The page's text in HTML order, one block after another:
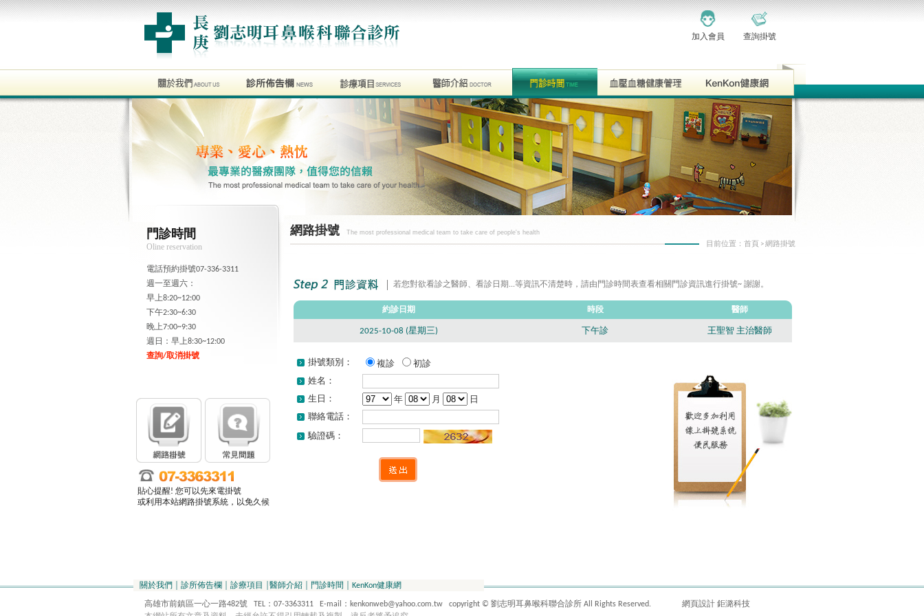
加入會員 查詢掛號
門診時間
Oline reservation
電話預約掛號07-336-3311
週一至週六：
早上8:20~12:00
下午2:30~6:30
晚上7:00~9:30
週日：早上8:30~12:00
查詢/取消掛號
貼心提醒! 您可以先來電掛號
或利用本站網路掛號系統，以免久候
網路掛號 The most professional medical team to take care of people's health
目前位置： 首頁 > 網路掛號
若您對欲看診之醫師、看診日期...等資訊不清楚時，請由門診時間表查看相關門診資訊進行掛號~ 謝謝。
約診日期 時段 醫師
2025-10-08 (星期三) 下午診 王聖智 主治醫師
掛號類別： 複診
初診
姓名：
生日：
年 月
日
聯絡電話：
驗證碼：
關於我們 診所佈告欄 診療項目 醫師介紹 門診時間 KenKon健康網
高雄市前鎮區一心一路482號 TEL：07-3363311 E-mail：kenkonweb@yahoo.com.tw copyright © 劉志明耳鼻喉科聯合診所 All Rights Reserved.
網頁設計 鉅潞科技